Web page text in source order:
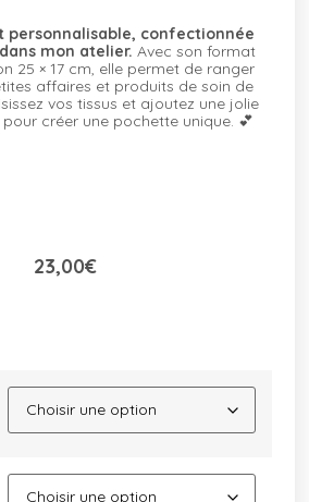
personnalisable, confectionnée
mon atelier. Avec son format
25 × 17 cm, elle permet de ranger
affaires et produits de soin de
vos tissus et ajoutez une jolie
créer une pochette unique. 💕
23,00€